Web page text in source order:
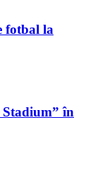
fotbal la
în